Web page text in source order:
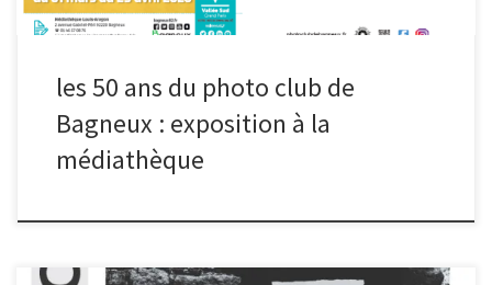
les 50 ans du photo club de
Bagneux : exposition à la
médiathèque